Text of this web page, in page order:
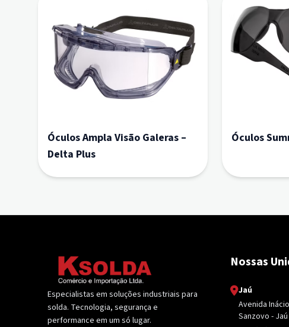
Óculos Ampla Visão Galeras –
Delta Plus
Óculos
Especialistas em soluções industriais para
solda. Tecnologia, segurança e
performance em um só lugar.
Nossas
Jaú
Avenida
Sanzovo - Jaú